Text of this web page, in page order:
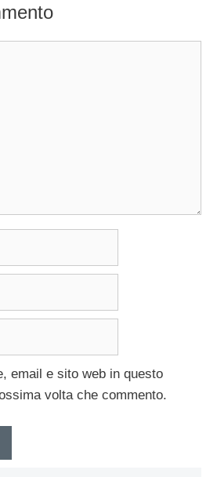
email e sito web in questo
volta che commento.